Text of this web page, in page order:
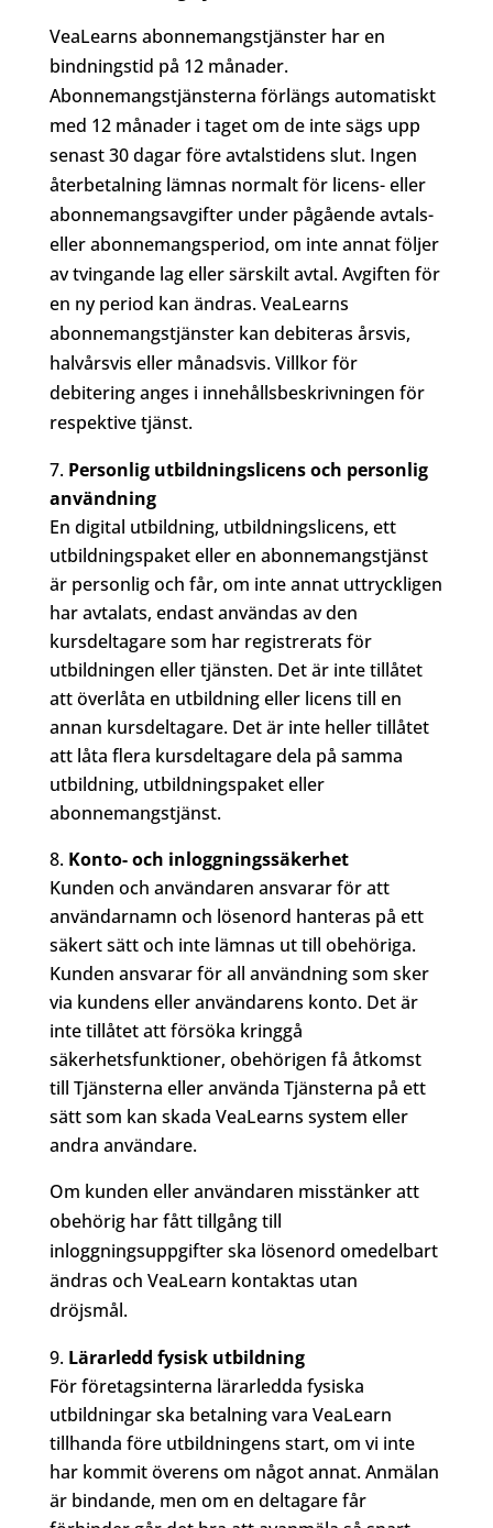
VeaLearns abonnemangstjänster har en
bindningstid på 12 månader.
Abonnemangstjänsterna förlängs automatiskt
med 12 månader i taget om de inte sägs upp
senast 30 dagar före avtalstidens slut. Ingen
återbetalning lämnas normalt för licens- eller
abonnemangsavgifter under pågående avtals-
eller abonnemangsperiod, om inte annat följer
av tvingande lag eller särskilt avtal. Avgiften för
en ny period kan ändras. VeaLearns
abonnemangstjänster kan debiteras årsvis,
halvårsvis eller månadsvis. Villkor för
debitering anges i innehållsbeskrivningen för
respektive tjänst.
Personlig utbildningslicens och personlig
användning
En digital utbildning, utbildningslicens, ett
utbildningspaket eller en abonnemangstjänst
är personlig och får, om inte annat uttryckligen
har avtalats, endast användas av den
kursdeltagare som har registrerats för
utbildningen eller tjänsten. Det är inte tillåtet
att överlåta en utbildning eller licens till en
annan kursdeltagare. Det är inte heller tillåtet
att låta flera kursdeltagare dela på samma
utbildning, utbildningspaket eller
abonnemangstjänst.
Konto- och inloggningssäkerhet
Kunden och användaren ansvarar för att
användarnamn och lösenord hanteras på ett
säkert sätt och inte lämnas ut till obehöriga.
Kunden ansvarar för all användning som sker
via kundens eller användarens konto. Det är
inte tillåtet att försöka kringgå
säkerhetsfunktioner, obehörigen få åtkomst
till Tjänsterna eller använda Tjänsterna på ett
sätt som kan skada VeaLearns system eller
andra användare.
Om kunden eller användaren misstänker att
obehörig har fått tillgång till
inloggningsuppgifter ska lösenord omedelbart
ändras och VeaLearn kontaktas utan
dröjsmål.
Lärarledd fysisk utbildning
För företagsinterna lärarledda fysiska
utbildningar ska betalning vara VeaLearn
tillhanda före utbildningens start, om vi inte
har kommit överens om något annat. Anmälan
är bindande, men om en deltagare får